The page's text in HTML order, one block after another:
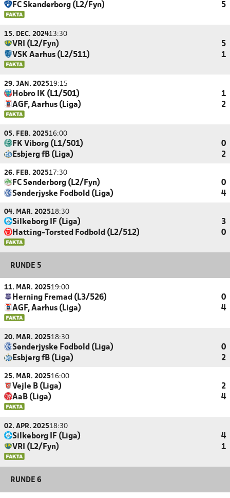
FC Skanderborg (L2/Fyn) 5
15. DEC. 202413:30
VRI (L2/Fyn)
5
VSK Aarhus (L2/511)
1
29. JAN. 202519:15
Hobro IK (L1/501)
1
AGF, Aarhus (Liga)
2
05. FEB. 202516:00
FK Viborg (L1/501)
0
Esbjerg fB (Liga)
2
26. FEB. 202517:30
FC Sønderborg (L2/Fyn)
0
Sønderjyske Fodbold (Liga)
4
04. MAR. 202518:30
Silkeborg IF (Liga)
3
Hatting-Torsted Fodbold (L2/512)
0
RUNDE 5
11. MAR. 202519:00
Herning Fremad (L3/526)
0
AGF, Aarhus (Liga)
4
20. MAR. 202518:30
Sønderjyske Fodbold (Liga)
0
Esbjerg fB (Liga)
2
25. MAR. 202516:00
Vejle B (Liga)
2
AaB (Liga)
4
02. APR. 202518:30
Silkeborg IF (Liga)
4
VRI (L2/Fyn)
1
RUNDE 6